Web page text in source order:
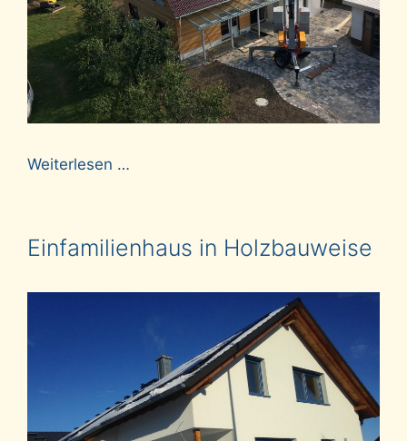
Weiterlesen …
Einfamilienhaus in Holzbauweise